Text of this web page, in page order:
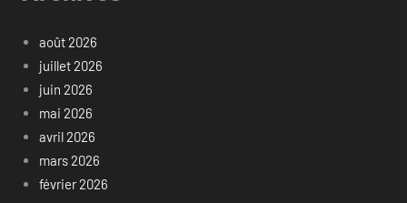
août 2026
juillet 2026
juin 2026
mai 2026
avril 2026
mars 2026
février 2026